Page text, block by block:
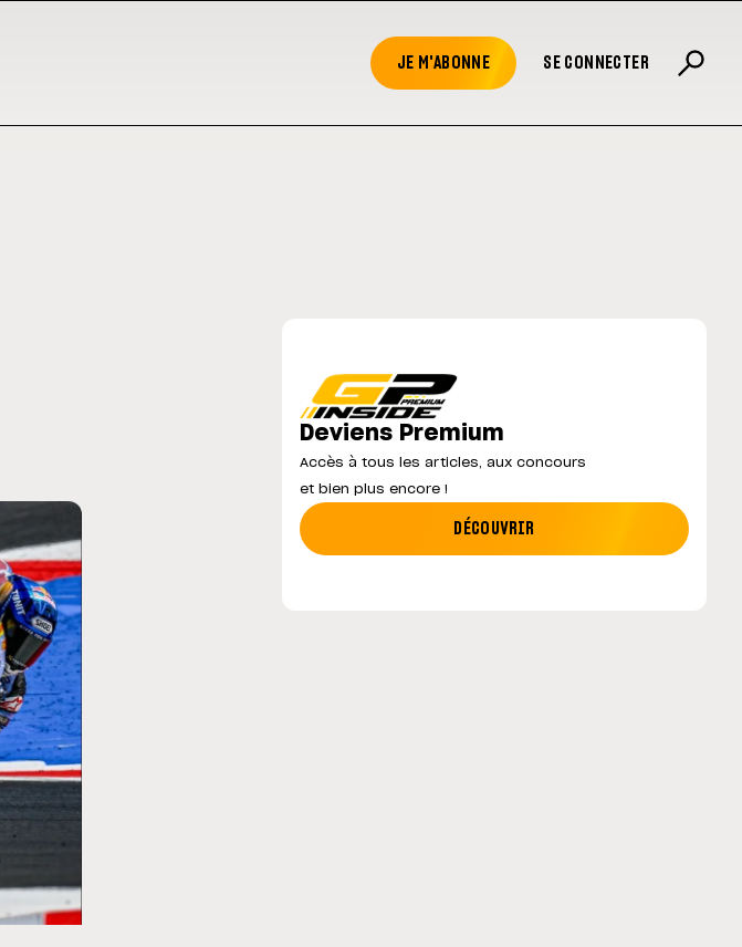
JE M'ABONNE SE CONNECTER
l'opération et vise un retour en
MotoGP : les cinq constructeurs signent un
Deviens Premium
Accès à tous les articles, aux concours
et bien plus encore !
DÉCOUVRIR